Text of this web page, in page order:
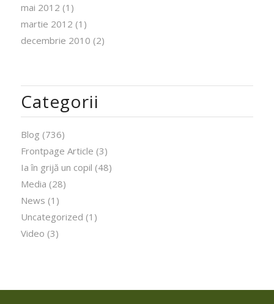
mai 2012 (1)
martie 2012 (1)
decembrie 2010 (2)
Categorii
Blog (736)
Frontpage Article (3)
Ia în grijă un copil (48)
Media (28)
News (1)
Uncategorized (1)
Video (3)